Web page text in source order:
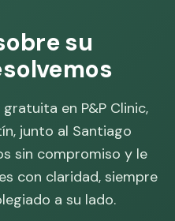
su
en P&P Clinic,
junto al Santiago
sin compromiso y le
con claridad, siempre
a su lado.